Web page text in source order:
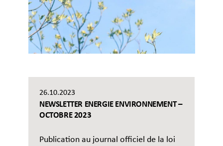
26.10.2023
NEWSLETTER ENERGIE ENVIRONNEMENT –
OCTOBRE 2023
Publication au journal officiel de la loi